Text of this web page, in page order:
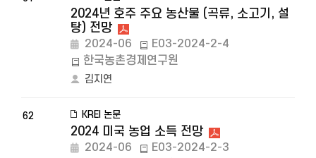
2024년 호주 주요 농산물 (곡류, 소고기, 설
탕) 전망
2024-06
E03-2024-2-4
한국농촌경제연구원
김지연
62 KREI 논문
2024 미국 농업 소득 전망
2024-06
E03-2024-2-3